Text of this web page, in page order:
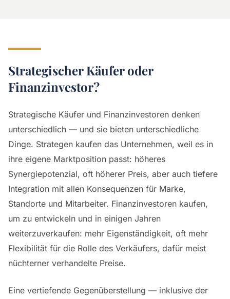
Strategischer Käufer oder
Finanzinvestor?
Strategische Käufer und Finanzinvestoren denken
unterschiedlich — und sie bieten unterschiedliche
Dinge. Strategen kaufen das Unternehmen, weil es in
ihre eigene Marktposition passt: höheres
Synergiepotenzial, oft höherer Preis, aber auch tiefere
Integration mit allen Konsequenzen für Marke,
Standorte und Mitarbeiter. Finanzinvestoren kaufen,
um zu entwickeln und in einigen Jahren
weiterzuverkaufen: mehr Eigenständigkeit, oft mehr
Flexibilität für die Rolle des Verkäufers, dafür meist
nüchterner verhandelte Preise.
Eine vertiefende Gegenüberstellung — inklusive der